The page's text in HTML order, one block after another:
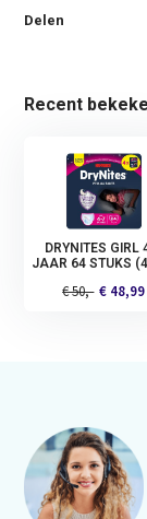
Delen
Recent
DRYNITES GIRL
JAAR 64 STUKS
€ 50,- € 48,99